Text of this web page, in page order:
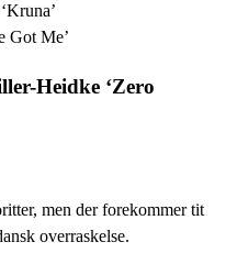
Got Me’
Heidke ‘Zero
men der forekommer tit
overraskelse.